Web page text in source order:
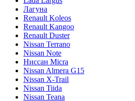
Лагуна
Renault Koleos
Renault Kangoo
Renault Duster
Nissan Terrano
Nissan Note
Ниссан Micra
Nissan Almera G15
Nissan X-Trail
Nissan Tiida
Nissan Teana